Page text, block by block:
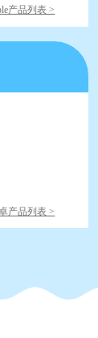
产品列表 >
产品列表 >